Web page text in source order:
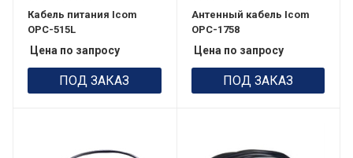
Кабель питания Icom
OPC-515L
Цена по запросу
ПОД ЗАКАЗ
Антенный кабель Icom
OPC-1758
Цена по запросу
ПОД ЗАКАЗ